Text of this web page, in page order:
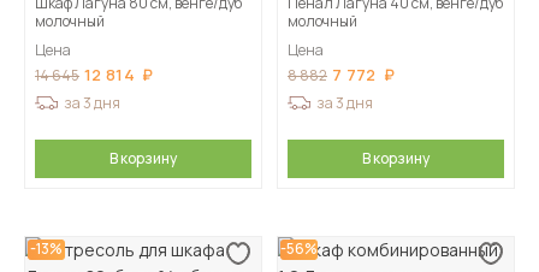
молочный
Цена
14 645 12 814
за 3 дня
В корзину
молочный
Цена
8 882 7 772
за 3 дня
В корзину
-13% -56%